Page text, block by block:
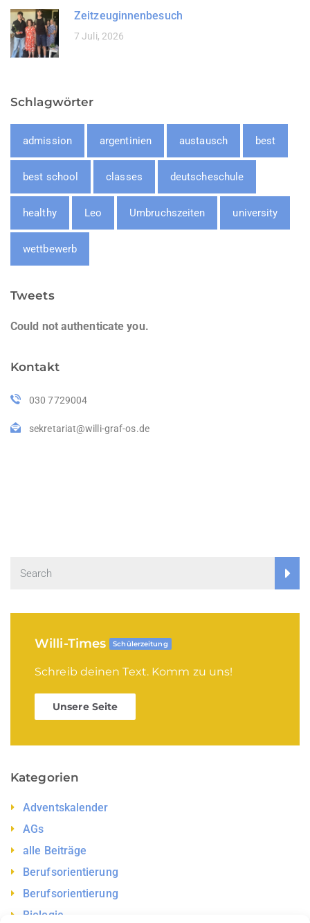
Zeitzeuginnenbesuch
7 Juli, 2026
Schlagwörter
admission argentinien austausch best
best school classes deutscheschule
healthy Leo Umbruchszeiten university
wettbewerb
Tweets
Could not authenticate you.
Kontakt
030 7729004
sekretariat@willi-graf-os.de
Willi-Times Schülerzeitung
Schreib deinen Text. Komm zu uns!
Unsere Seite
Kategorien
Adventskalender
AGs
alle Beiträge
Berufsorientierung
Berufsorientierung
Biologie